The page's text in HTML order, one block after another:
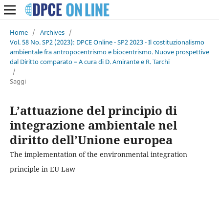
Home / Archives /
Vol. 58 No. SP2 (2023): DPCE Online - SP2 2023 - Il costituzionalismo
ambientale fra antropocentrismo e biocentrismo. Nuove prospettive
dal Diritto comparato – A cura di D. Amirante e R. Tarchi
/
Saggi
L’attuazione del principio di
integrazione ambientale nel
diritto dell’Unione europea
The implementation of the environmental integration
principle in EU Law